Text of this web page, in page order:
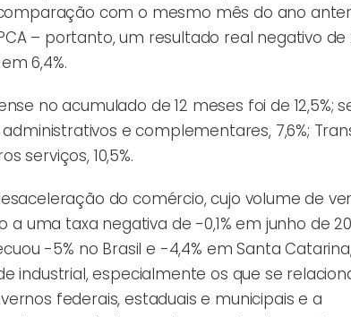
com o mesmo mês do ano
– portanto, um resultado real negativo de
6,4%.
no acumulado de 12 meses foi de 12,5%;
e complementares, 7,6%;
serviços, 10,5%.
do comércio, cujo volume de
uma taxa negativa de -0,1% em junho de
-5% no Brasil e -4,4% em Santa
industrial, especialmente os que se
federais, estaduais e municipais e a